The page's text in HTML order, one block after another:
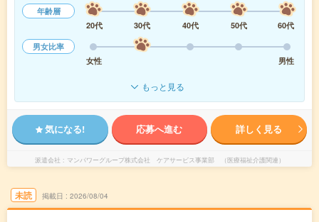
年齢層
20代
30代 40代 50代
60代
男女比率
女性
男性
もっと見る
気になる! 応募へ進む 詳しく見る
派遣会社 マンパワーグループ株式会社 ケアサービス事業部 （医療福祉介護関連）
未読 掲載日 2026/08/04